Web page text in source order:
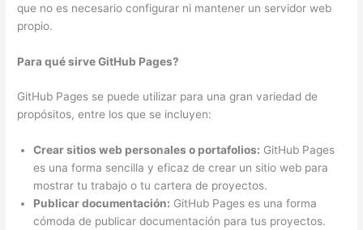
que no es necesario configurar ni mantener un servidor web
propio.
Para qué sirve GitHub Pages?
GitHub Pages se puede utilizar para una gran variedad de
propósitos, entre los que se incluyen:
Crear sitios web personales o portafolios: GitHub Pages
es una forma sencilla y eficaz de crear un sitio web para
mostrar tu trabajo o tu cartera de proyectos.
Publicar documentación: GitHub Pages es una forma
cómoda de publicar documentación para tus proyectos.